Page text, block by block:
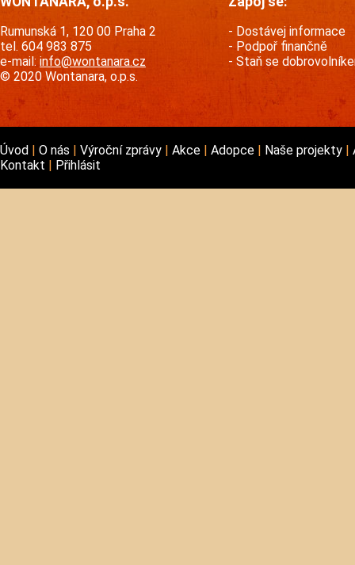
Rumunská 1, 120 00 Praha 2
tel. 604 983 875
e-mail: info@wontanara.cz
© 2020 Wontanara, o.p.s.
Dostávej informace
Podpoř finančně
Staň se
Úvod O nás Výroční zprávy Akce Adopce Naše projekty
Kontakt
Přihlásit